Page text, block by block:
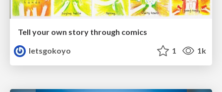
Tell your own story through comics
letsgokoyo
1 1k